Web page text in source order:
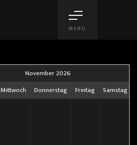
MENU
November 2026
Mittwoch Donnerstag Freitag Samstag